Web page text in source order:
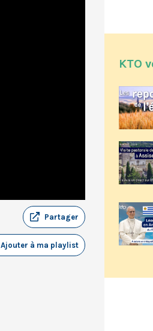
Partager
Ajouter à ma playlist
KTO